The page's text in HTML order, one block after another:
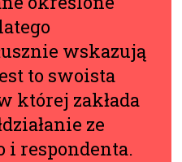
wskazują
to swoista
której zakłada
ze
i respondenta.